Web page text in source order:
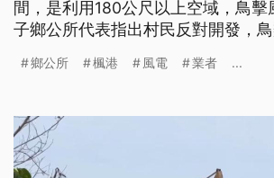
間，是利用180公尺以上空域，鳥擊
子鄉公所代表指出村民反對開發，
關斬六將嗎？
鄉公所 楓港 風電 業者 ...